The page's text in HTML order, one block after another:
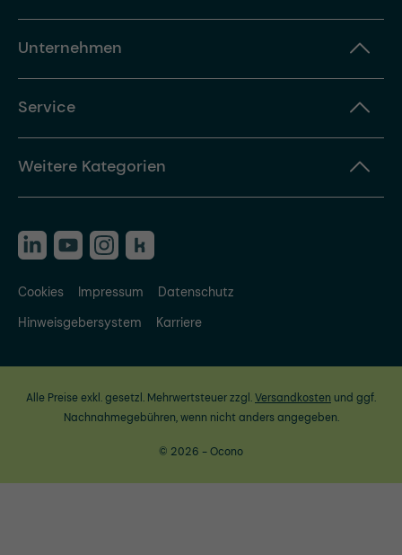
Unternehmen
Service
Weitere Kategorien
Cookies Impressum
Datenschutz
Hinweisgebersystem
Karriere
Alle Preise exkl. gesetzl. Mehrwertsteuer zzgl.Versandkosten und ggf.
Nachnahmegebühren, wenn nicht anders angegeben.
© 2026 - Ocono